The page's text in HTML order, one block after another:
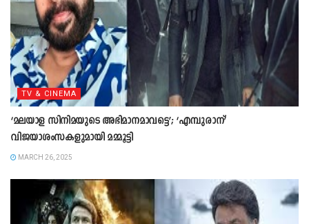
TV & CINEMA
‘മലയാള സിനിമയുടെ അഭിമാനമാവട്ടെ’; ‘എമ്പുരാന്’
വിജയാശംസകളുമായി മമ്മൂട്ടി
MARCH 26, 2025